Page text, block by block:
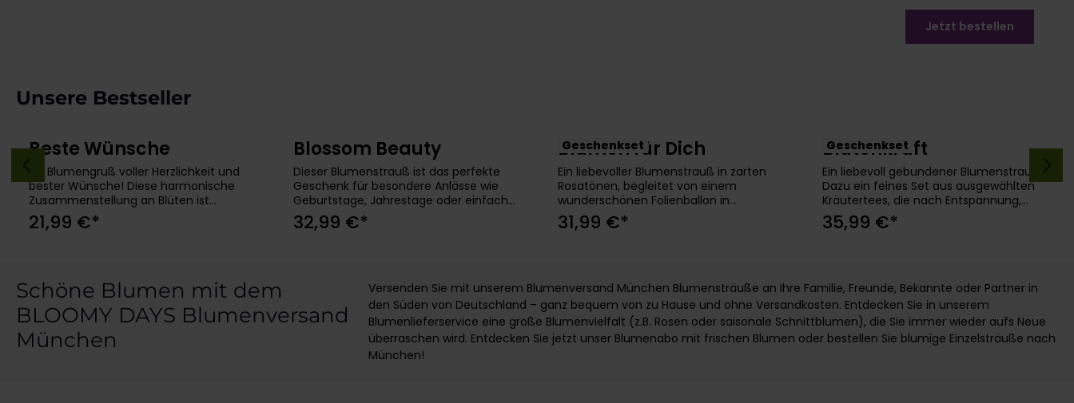
Jetzt bestellen
Produktgalerie überspringen
Unsere Bestseller
In den Warenkorb
Beste Wünsche
Ein Blumengruß voller Herzlichkeit und
bester Wünsche! Diese harmonische
Zusammenstellung an Blüten ist
perfekt, um besondere Anlässe zu
feiern.Rosen, Solidago, Hyperikum,
21,99 €*
In den Warenkorb
Blossom Beauty
Dieser Blumenstrauß ist das perfekte
Geschenk für besondere Anlässe wie
Geburtstage, Jahrestage oder einfach,
um einem geliebten Menschen eine
Freude zu machen. Mit seiner zarten
Zuhause.Handgebundener
BlumenstraußRosen, Limonium, Levkoje,
Kamille, Alstromerie, Spraynelke,
Eukalyptus, AstrantiaPerfekt für eine
Tischvase mit schmaler
ÖffnungPersönliche Grußkarte gratis
32,99 €*
Geschenkset
In den Warenkorb
Blumen für Dich
Ein liebevoller Blumenstrauß in zarten
Rosatönen, begleitet von einem
wunderschönen Folienballon in
puderrosa. Dieses Set bringt nicht nur
florale Freude, sondern auch ein
oder ihr ein Lächeln ins Gesicht zu
zaubern. inkl. ein mit Helium gefüllter
BallonRosen, Solidago, Hyperikum,
Chrysantheme, BupleurumPersönliche
Grußkarte gratis
31,99 €*
Geschenkset
In den Warenkorb
Blütenkraft
Ein liebevoll gebundener Blumenstrauß.
Dazu ein feines Set aus ausgewählten
Kräutertees, die nach Entspannung,
Leichtigkeit und kleinen Pausen duften.
Manchmal braucht es gar nicht viel,
Tasse und die Vase kommen. 💮inkl.
Teeset "Kraftvolle Kräuter"*Rose,
Germini, Limonium,
EukalyptusPersönliche Grußkarte gratis
*5 Enthaltene Tee-Genüsse in
35,99 €*
Schöne Blumen mit dem
BLOOMY DAYS Blumenversand
München
Versenden Sie mit unserem Blumenversand München Blumensträuße an Ihre Familie, Freunde, Bekannte oder Partner in
den Süden von Deutschland – ganz bequem von zu Hause und ohne Versandkosten. Entdecken Sie in unserem
Blumenlieferservice eine große Blumenvielfalt (z.B. Rosen oder saisonale Schnittblumen), die Sie immer wieder aufs Neue
überraschen wird. Entdecken Sie jetzt unser Blumenabo mit frischen Blumen oder bestellen Sie blumige Einzelsträuße nach
München!